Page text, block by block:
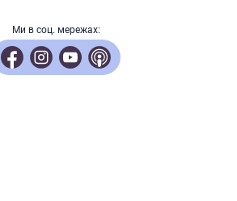
Ми в соц. мережах: